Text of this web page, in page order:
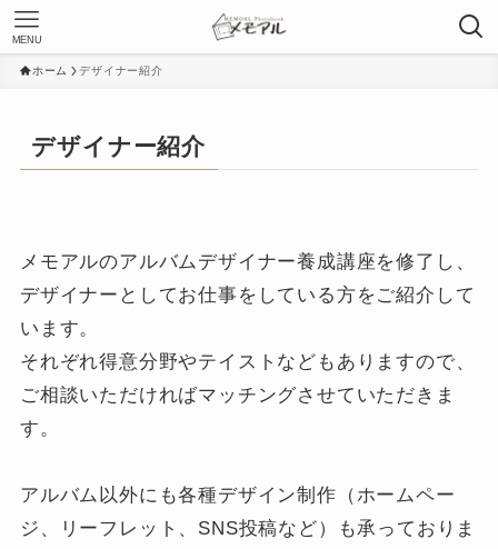
MENU
ホーム デザイナー紹介
デザイナー紹介
メモアルのアルバムデザイナー養成講座を修了し、
デザイナーとしてお仕事をしている方をご紹介して
います。
それぞれ得意分野やテイストなどもありますので、
ご相談いただければマッチングさせていただきま
す。
アルバム以外にも各種デザイン制作（ホームペー
ジ、リーフレット、SNS投稿など）も承っておりま